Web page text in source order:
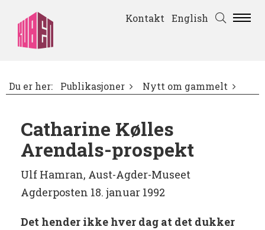
Kontakt English
Du er her: Publikasjoner Nytt om gammelt
Catharine Kølles
Arendals-prospekt
Ulf Hamran, Aust-Agder-Museet
Agderposten 18. januar 1992
Det hender ikke hver dag at det dukker